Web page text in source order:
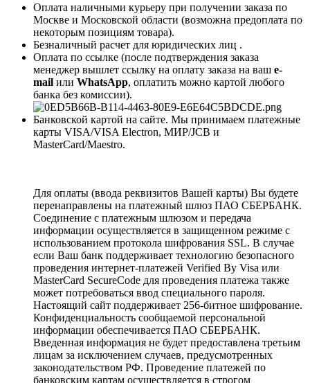
Оплата наличными курьеру при получении заказа по
Москве и Московской области (возможна предоплата по
некоторым позициям товара).
Безналичный расчет для юридических лиц .
Оплата по ссылке (после подтверждения заказа
менеджер вышлет ссылку на оплату заказа на ваш e-
mail или WhatsApp, оплатить можно картой любого
банка без комиссии).
Банковской картой на сайте. Мы принимаем платежные
карты VISA/VISA Electron, МИР/JCB и
MasterCard/Maestro.
Для оплаты (ввода реквизитов Вашей карты) Вы будете
перенаправлены на платежный шлюз ПАО СБЕРБАНК.
Соединение с платежным шлюзом и передача
информации осуществляется в защищенном режиме с
использованием протокола шифрования SSL. В случае
если Ваш банк поддерживает технологию безопасного
проведения интернет-платежей Verified By Visa или
MasterCard SecureCode для проведения платежа также
может потребоваться ввод специального пароля.
Настоящий сайт поддерживает 256-битное шифрование.
Конфиденциальность сообщаемой персональной
информации обеспечивается ПАО СБЕРБАНК.
Введенная информация не будет предоставлена третьим
лицам за исключением случаев, предусмотренных
законодательством РФ. Проведение платежей по
банковским картам осуществляется в строгом